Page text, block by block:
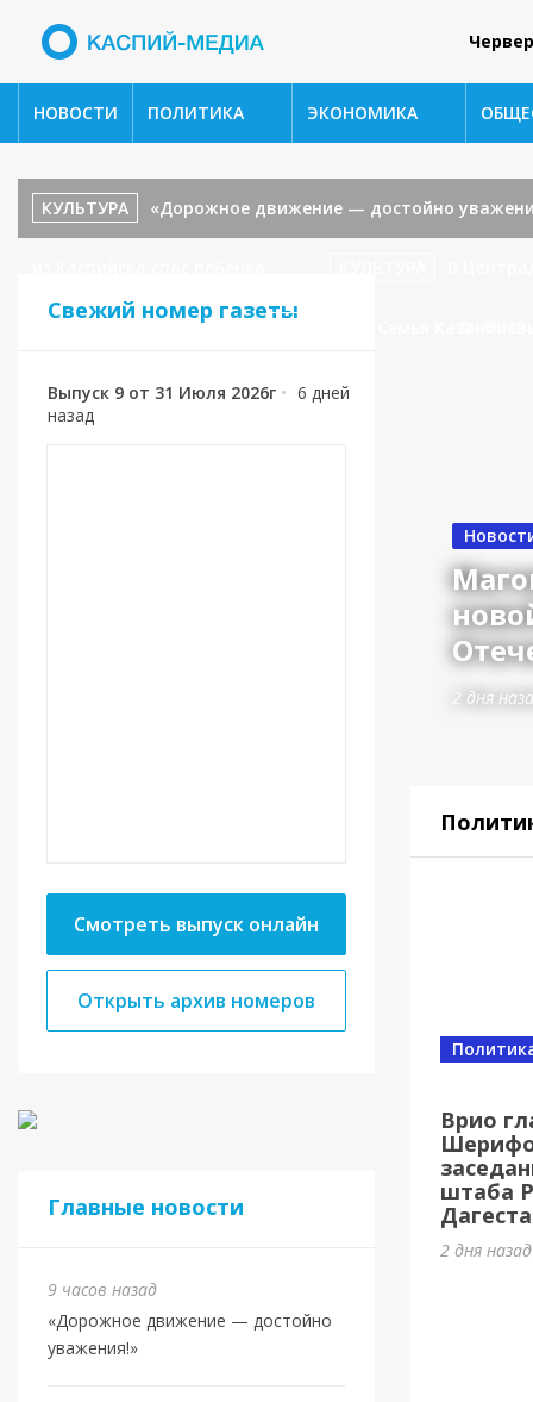
НОВОСТИ ПОЛИТИКА ЭКОНОМИКА
КУЛЬТУРА «Дорожное движение — достойно
«В гостях у сказки».
Свежий номер газеты
Выпуск 9 от 31 Июля 2026г • 6 дней
назад
Смотреть выпуск онлайн
Открыть архив номеров
Главные новости
9 часов назад
«Дорожное движение — достойно
уважения!»
2 дня
Власть
МБУ
3 дня
Врио
штаба
2 дня